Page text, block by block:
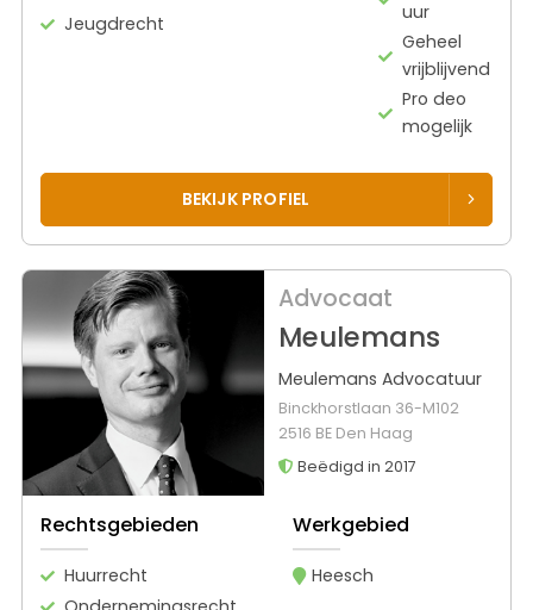
Jeugdrecht
uur
Geheel
vrijblijvend
Pro deo
mogelijk
BEKIJK PROFIEL
Advocaat
Meulemans
Meulemans Advocatuur
Binckhorstlaan 36-M102
2516 BE Den Haag
Beëdigd in 2017
Rechtsgebieden
Huurrecht
Werkgebied
Heesch